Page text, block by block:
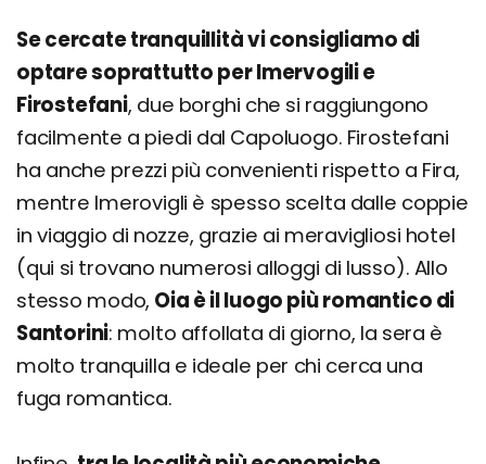
Se cercate tranquillità vi consigliamo di
optare soprattutto per Imervogili e
Firostefani, due borghi che si raggiungono
facilmente a piedi dal Capoluogo. Firostefani
ha anche prezzi più convenienti rispetto a Fira,
mentre Imerovigli è spesso scelta dalle coppie
in viaggio di nozze, grazie ai meravigliosi hotel
(qui si trovano numerosi alloggi di lusso). Allo
stesso modo, Oia è il luogo più romantico di
Santorini: molto affollata di giorno, la sera è
molto tranquilla e ideale per chi cerca una
fuga romantica.